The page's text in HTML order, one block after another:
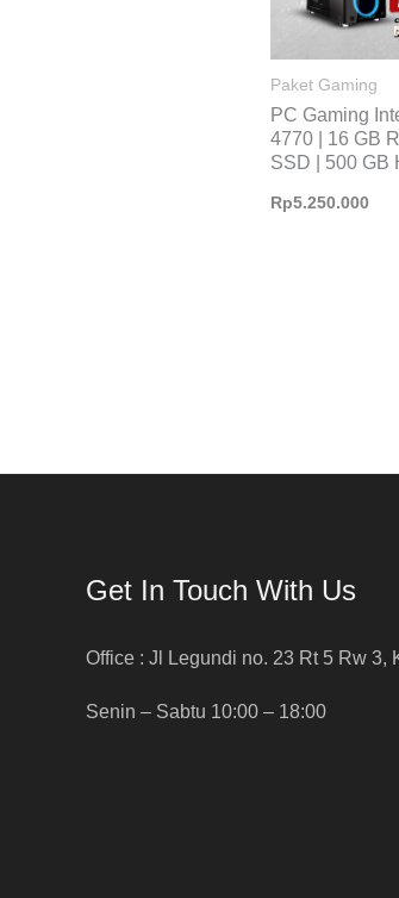
Paket Gaming
PC Gaming
4770 | 16 GB
SSD | 500 GB
Rp5.250.000
Get In Touch With Us
Office : Jl Legundi no. 23 Rt 5 Rw 3,
Senin – Sabtu 10:00 – 18:00